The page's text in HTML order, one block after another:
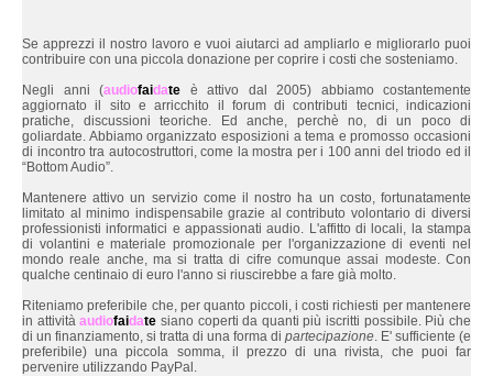
Se apprezzi il nostro lavoro e vuoi aiutarci ad ampliarlo e migliorarlo puoi
contribuire con una piccola donazione per coprire i costi che sosteniamo.
Negli anni (audiofaidate è attivo dal 2005) abbiamo costantemente
aggiornato il sito e arricchito il forum di contributi tecnici, indicazioni
pratiche, discussioni teoriche. Ed anche, perchè no, di un poco di
goliardate. Abbiamo organizzato esposizioni a tema e promosso occasioni
di incontro tra autocostruttori, come la mostra per i 100 anni del triodo ed il
“Bottom Audio”.
Mantenere attivo un servizio come il nostro ha un costo, fortunatamente
limitato al minimo indispensabile grazie al contributo volontario di diversi
professionisti informatici e appassionati audio. L'affitto di locali, la stampa
di volantini e materiale promozionale per l'organizzazione di eventi nel
mondo reale anche, ma si tratta di cifre comunque assai modeste. Con
qualche centinaio di euro l'anno si riuscirebbe a fare già molto.
Riteniamo preferibile che, per quanto piccoli, i costi richiesti per mantenere
in attivitàaudiofaidate siano coperti da quanti più iscritti possibile. Più che
di un finanziamento, si tratta di una forma di partecipazione. E' sufficiente (e
preferibile) una piccola somma, il prezzo di una rivista, che puoi far
pervenire utilizzando PayPal.